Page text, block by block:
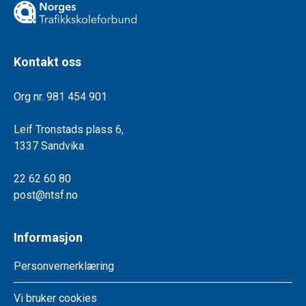
Kontakt oss
Org nr. 981 454 901
Leif Tronstads plass 6,
1337 Sandvika
22 62 60 80
post@ntsf.no
Informasjon
Personvernerklæring
Vi bruker cookies